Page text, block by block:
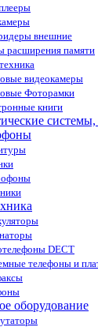
внешние
расширения памяти
видеокамеры
Фоторамки
книги
DECT
телефоны и
оборудование